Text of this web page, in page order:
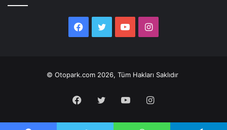
Facebook
Twitter YouTubeInstagram
© Otopark.com 2026, Tüm Hakları Saklıdır
Facebook
Twitter YouTubeInstagram